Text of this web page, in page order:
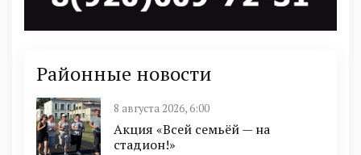
Районные новости
8 августа 2026, 6:00
Акция «Всей семьёй — на
стадион!»